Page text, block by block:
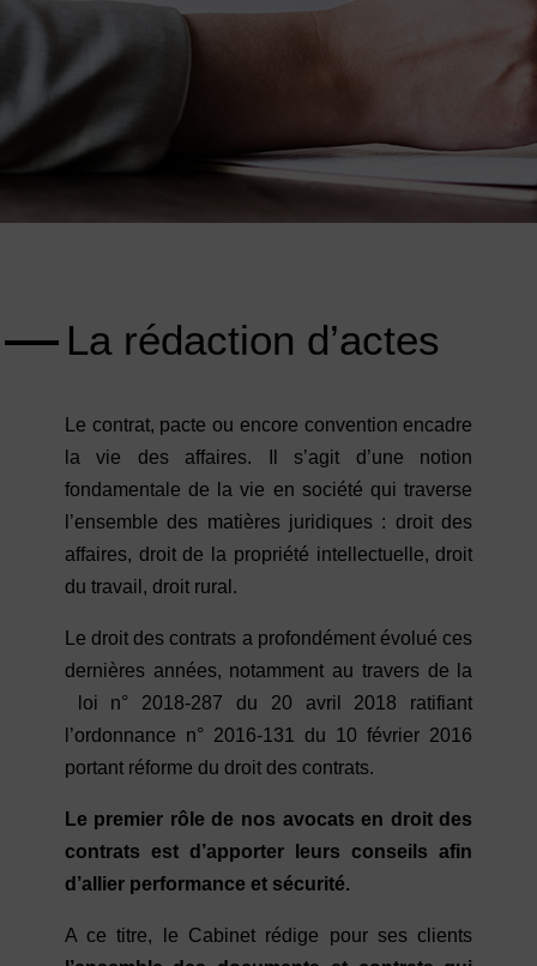
La rédaction d’actes
Le contrat, pacte ou encore convention encadre
la vie des affaires. Il s’agit d’une notion
fondamentale de la vie en société qui traverse
l’ensemble des matières juridiques : droit des
affaires, droit de la propriété intellectuelle, droit
du travail, droit rural.
Le droit des contrats a profondément évolué ces
dernières années, notamment au travers de la
loi n° 2018-287 du 20 avril 2018 ratifiant
l’ordonnance n° 2016-131 du 10 février 2016
portant réforme du droit des contrats.
Le premier rôle de nos avocats en droit des
contrats est d’apporter leurs conseils afin
d’allier performance et sécurité.
A ce titre, le Cabinet rédige pour ses clients